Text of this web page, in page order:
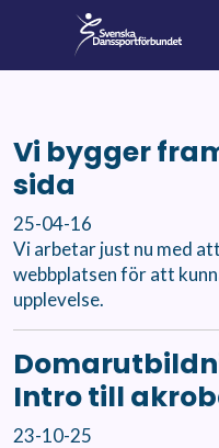
Vi bygger
sida
25-04-16
Vi arbetar just nu med
webbplatsen för att
upplevelse.
Intro till
23-10-25